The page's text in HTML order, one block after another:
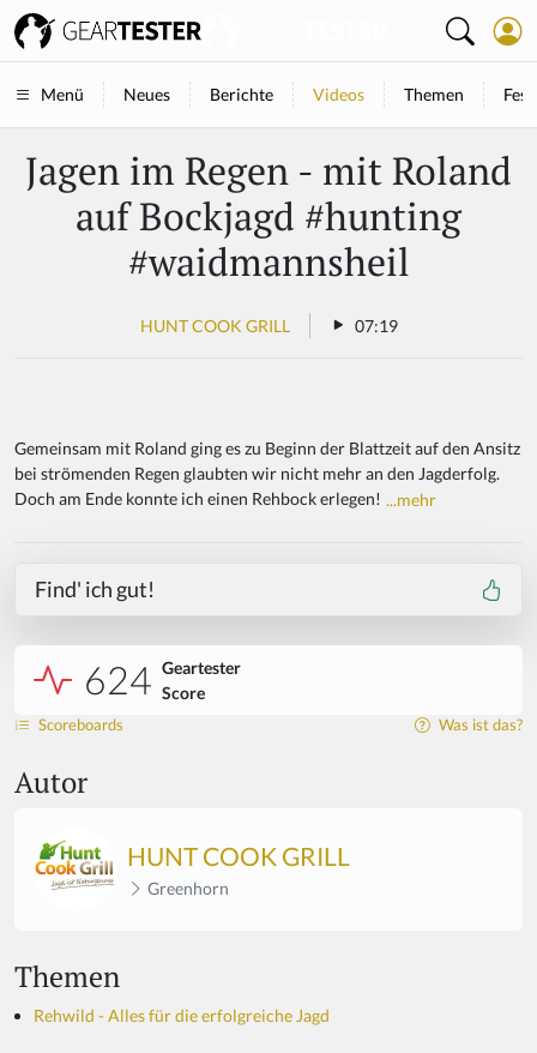
Menü Neues Berichte Videos Themen
Jagen im Regen - mit Roland
auf Bockjagd #hunting
#waidmannsheil
HUNT COOK GRILL 07:19
Gemeinsam mit Roland ging es zu Beginn der Blattzeit auf den Ansitz
bei strömenden Regen glaubten wir nicht mehr an den Jagderfolg.
Doch am Ende konnte ich einen Rehbock erlegen! ...mehr
Find' ich gut!
624 Geartester
Score
Scoreboards Was ist das?
Autor
HUNT COOK GRILL
Greenhorn
Themen
Rehwild - Alles für die erfolgreiche Jagd